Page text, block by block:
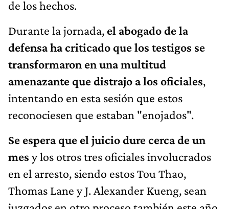
de los hechos.
Durante la jornada, el abogado de la
defensa ha criticado que los testigos se
transformaron en una multitud
amenazante que distrajo a los oficiales,
intentando en esta sesión que estos
reconociesen que estaban "enojados".
Se espera que el juicio dure cerca de un
mes y los otros tres oficiales involucrados
en el arresto, siendo estos Tou Thao,
Thomas Lane y J. Alexander Kueng, sean